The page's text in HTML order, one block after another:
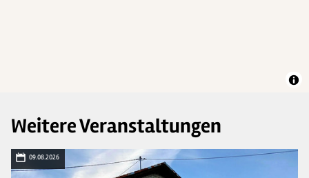
Weitere Veranstaltungen
09.08.2026